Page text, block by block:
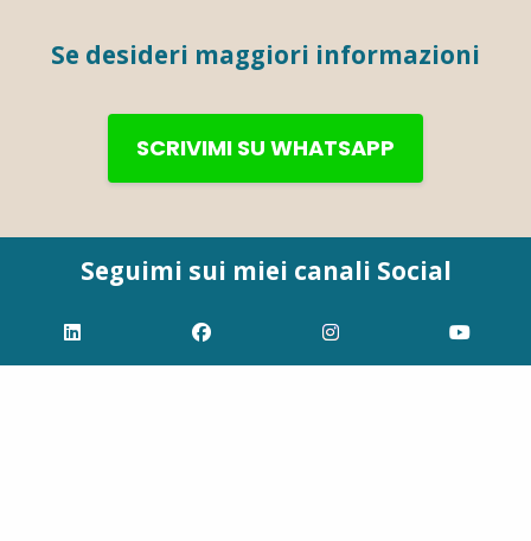
Se desideri maggiori informazioni
SCRIVIMI SU WHATSAPP
Seguimi sui miei canali Social